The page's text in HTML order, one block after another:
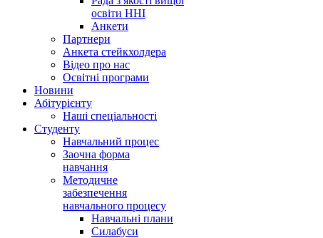
освіти ННІ
Анкети
Партнери
Анкета стейкхолдера
Відео про нас
Освітні програми
Hовини
Абітурієнту
Наші спеціальності
Студенту
Навчальний процес
Заочна форма
навчання
Методичне
забезпечення
навчального процесу
Навчальні плани
Силабуси